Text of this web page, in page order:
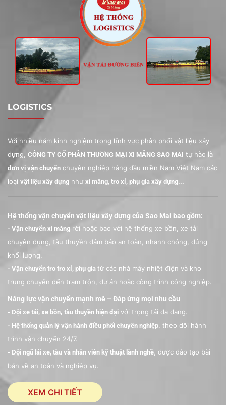
LOGISTICS
Với nhiều năm kinh nghiệm trong lĩnh vực phân phối vật liệu xây
dựng, CÔNG TY CỔ PHẦN THƯƠNG MẠI XI MĂNG SAO MAI tự hào là
đơn vị vận chuyển chuyên nghiệp hàng đầu miền Nam Việt Nam các
loại vật liệu xây dựng như xi măng, tro xỉ, phụ gia xây dựng...
Hệ thống vận chuyển vật liệu xây dựng của Sao Mai bao gồm:
- Vận chuyển xi măng rời hoặc bao với hệ thống xe bồn, xe tải
chuyên dụng, tàu thuyền đảm bảo an toàn, nhanh chóng, đúng
khối lượng.
- Vận chuyển tro tro xỉ, phụ gia từ các nhà máy nhiệt điện và kho
trung chuyển đến trạm trộn, dự án hoặc công trình công nghiệp.
Năng lực vận chuyển mạnh mẽ – Đáp ứng mọi nhu cầu
- Đội xe tải, xe bồn, tàu thuyền hiện đại với trọng tải đa dạng.
- Hệ thống quản lý vận hành điều phối chuyên nghiệp , theo dõi hành
trình vận chuyển 24/7.
- Đội ngũ lái xe, tàu và nhân viên kỹ thuật lành nghề , được đào tạo bài
bản về an toàn và nghiệp vụ.
XEM CHI TIẾT